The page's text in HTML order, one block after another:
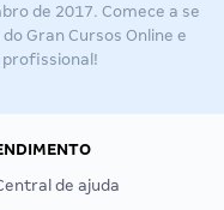
de 2017. Comece a se
Gran Cursos Online e
profissional!
de ajuda